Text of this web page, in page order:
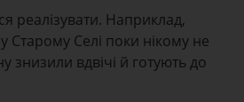
реалізувати. Наприклад,
Старому Селі поки нікому не
знизили вдвічі й готують до